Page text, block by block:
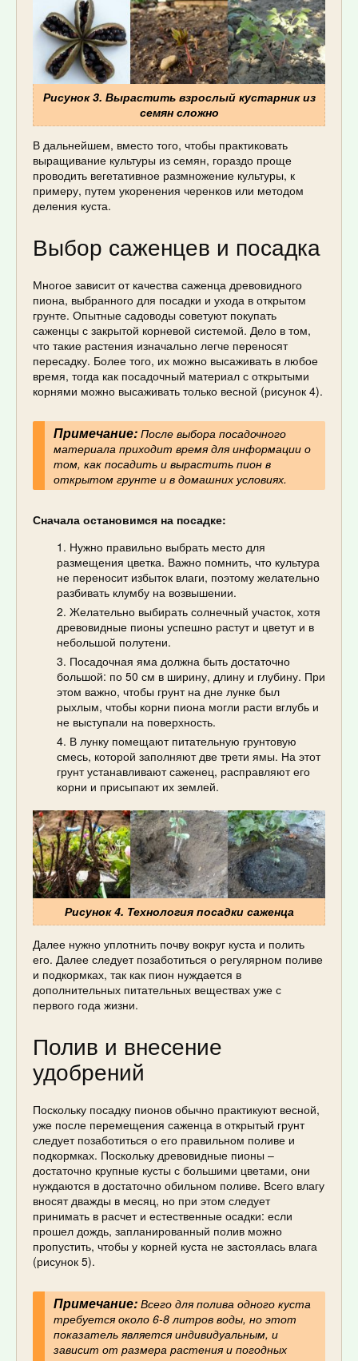
Рисунок 3. Вырастить взрослый кустарник из
семян сложно
В дальнейшем, вместо того, чтобы практиковать
выращивание культуры из семян, гораздо проще
проводить вегетативное размножение культуры, к
примеру, путем укоренения черенков или методом
деления куста.
Выбор саженцев и посадка
Многое зависит от качества саженца древовидного
пиона, выбранного для посадки и ухода в открытом
грунте. Опытные садоводы советуют покупать
саженцы с закрытой корневой системой. Дело в том,
что такие растения изначально легче переносят
пересадку. Более того, их можно высаживать в любое
время, тогда как посадочный материал с открытыми
корнями можно высаживать только весной (рисунок 4).
Примечание:После выбора посадочного
материала приходит время для информации о
том, как посадить и вырастить пион в
открытом грунте и в домашних условиях.
Сначала остановимся на посадке:
Нужно правильно выбрать место для
размещения цветка. Важно помнить, что культура
не переносит избыток влаги, поэтому желательно
разбивать клумбу на возвышении.
Желательно выбирать солнечный участок, хотя
древовидные пионы успешно растут и цветут и в
небольшой полутени.
Посадочная яма должна быть достаточно
большой: по 50 см в ширину, длину и глубину. При
этом важно, чтобы грунт на дне лунке был
рыхлым, чтобы корни пиона могли расти вглубь и
не выступали на поверхность.
В лунку помещают питательную грунтовую
смесь, которой заполняют две трети ямы. На этот
грунт устанавливают саженец, расправляют его
корни и присыпают их землей.
Рисунок 4. Технология посадки саженца
Далее нужно уплотнить почву вокруг куста и полить
его. Далее следует позаботиться о регулярном поливе
и подкормках, так как пион нуждается в
дополнительных питательных веществах уже с
первого года жизни.
Полив и внесение
удобрений
Поскольку посадку пионов обычно практикуют весной,
уже после перемещения саженца в открытый грунт
следует позаботиться о его правильном поливе и
подкормках. Поскольку древовидные пионы –
достаточно крупные кусты с большими цветами, они
нуждаются в достаточно обильном поливе. Всего влагу
вносят дважды в месяц, но при этом следует
принимать в расчет и естественные осадки: если
прошел дождь, запланированный полив можно
пропустить, чтобы у корней куста не застоялась влага
(рисунок 5).
Примечание:Всего для полива одного куста
требуется около 6-8 литров воды, но этот
показатель является индивидуальным, и
зависит от размера растения и погодных